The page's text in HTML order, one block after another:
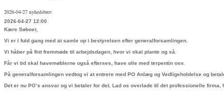
2026-04-27 nyhedsbrev
2026-04-27 12:00
Kære Søboer,
Vi er i fuld gang med at samle op i bestyrelsen efter generalforsamlingen.
Vi håber på fint fremmøde til arbejdsdagen, hvor vi skal plante og så.
Får vi tid skal havemøblerne også efterses, have olie med terpentin osv.
På generalforsamlingen vedtog vi at entrere med PO Anlæg og Vedligeholdelse og
Det er nu PO’s ansvar og vi betaler for det. Lad os overlade til det professionelle